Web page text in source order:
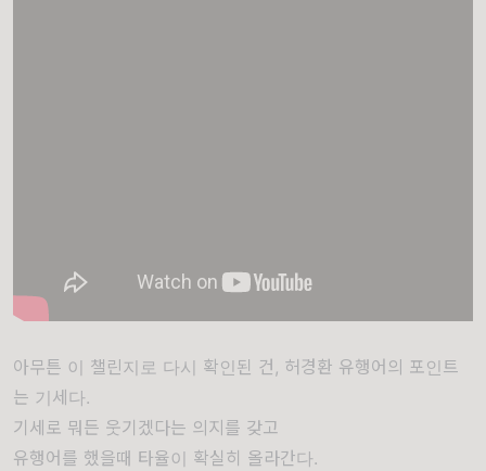
아무튼 이 챌린지로 다시 확인된 건, 허경환 유행어의 포인트
는 기세다.
기세로 뭐든 웃기겠다는 의지를 갖고
유행어를 했을때 타율이 확실히 올라간다.